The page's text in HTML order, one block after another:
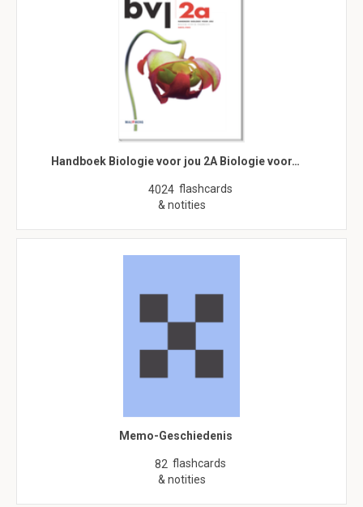
Handboek Biologie voor jou 2A Biologie voor…
4024 flashcards
& notities
Memo-Geschiedenis
82 flashcards
& notities